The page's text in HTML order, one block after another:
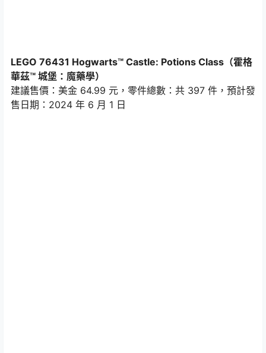
LEGO 76431 Hogwarts™ Castle: Potions Class（霍格
華茲™ 城堡：魔藥學）
建議售價：美金 64.99 元，零件總數：共 397 件，預計發
售日期：2024 年 6 月 1 日